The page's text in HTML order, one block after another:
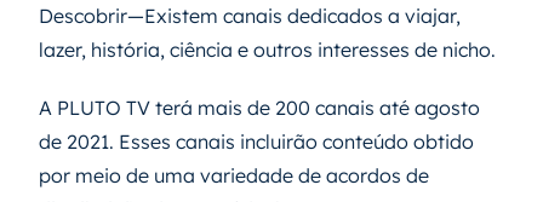
Descobrir—Existem canais dedicados a viajar,
lazer, história, ciência e outros interesses de nicho.
A PLUTO TV terá mais de 200 canais até agosto
de 2021. Esses canais incluirão conteúdo obtido
por meio de uma variedade de acordos de